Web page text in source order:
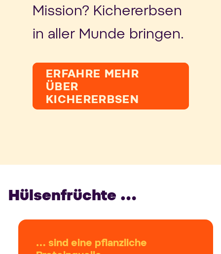
Mission? Kichererbsen
in aller Munde bringen.
ERFAHRE MEHR
ÜBER
KICHERERBSEN
Hülsenfrüchte …
… sind eine pflanzliche